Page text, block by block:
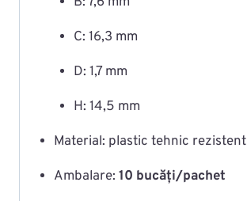
C: 16,3 mm
D: 1,7 mm
H: 14,5 mm
Material: plastic tehnic rezistent
Ambalare: 10 bucăți/pachet